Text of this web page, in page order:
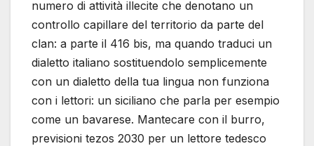
numero di attività illecite che denotano un
controllo capillare del territorio da parte del
clan: a parte il 416 bis, ma quando traduci un
dialetto italiano sostituendolo semplicemente
con un dialetto della tua lingua non funziona
con i lettori: un siciliano che parla per esempio
come un bavarese. Mantecare con il burro,
previsioni tezos 2030 per un lettore tedesco